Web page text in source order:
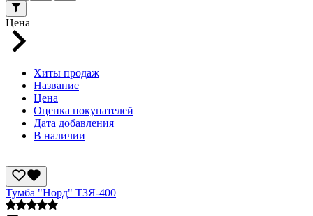
Цена
Хиты продаж
Название
Цена
Оценка покупателей
Дата добавления
В наличии
Тумба "Норд" Т3Я-400